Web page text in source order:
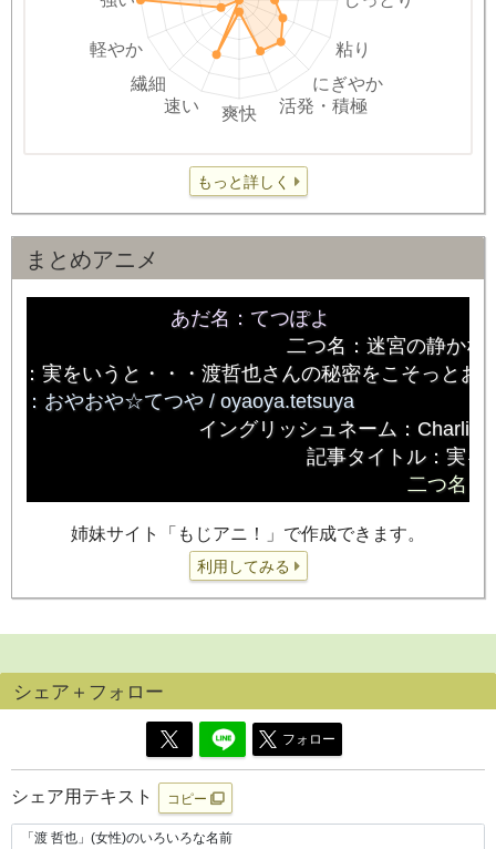
もっと詳しく
まとめアニメ
姉妹サイト「もじアニ！」で作成できます。
利用してみる
シェア＋フォロー
フォロー
シェア用テキスト コピー